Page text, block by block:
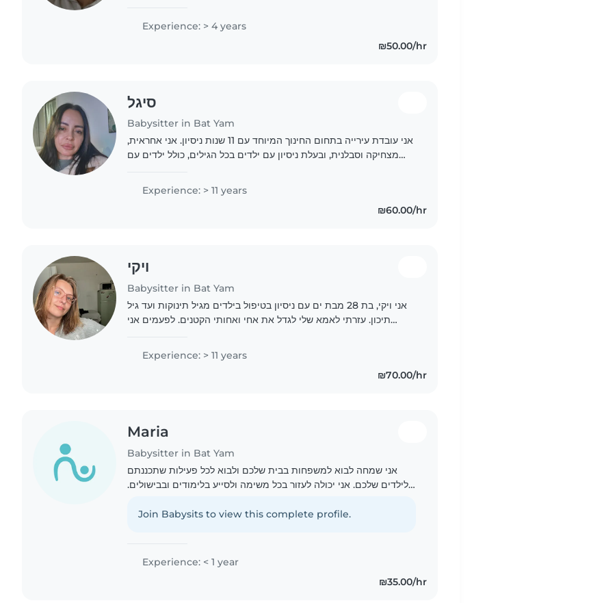
Experience: > 4 years
₪50.00/hr
סיגל
Babysitter in Bat Yam
אני עובדת עירייה בתחום החינוך המיוחד עם 11 שנות ניסיון. אני אחראית,
מצחיקה וסבלנית, ובעלת ניסיון עם ילדים בכל הגילים, כולל ילדים עם
Experience: > 11 years
₪60.00/hr
ויקי
Babysitter in Bat Yam
אני ויקי, בת 28 מבת ים עם ניסיון בטיפול בילדים מגיל תינוקות ועד גיל
תיכון. עזרתי לאמא שלי לגדל את אחי ואחותי הקטנים. לפעמים אני
Experience: > 11 years
₪70.00/hr
Maria
Babysitter in Bat Yam
אני שמחה לבוא למשפחות בבית שלכם ולבוא לכל פעילות שתכננתם
לילדים שלכם. אני יכולה לעזור בכל משימה ולסייע בלימודים ובבישולים.
Join Babysits to view this complete profile.
Experience: < 1 year
₪35.00/hr